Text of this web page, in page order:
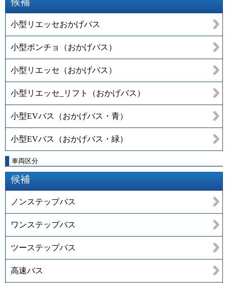
小型リエッセおかげバス
小型ポンチョ（おかげバス）
小型リエッセ（おかげバス）
小型リエッセ_リフト（おかげバス）
小型EVバス（おかげバス・青）
小型EVバス（おかげバス・緑）
車両区分
候補
ノンステップバス
ワンステップバス
ツーステップバス
高速バス